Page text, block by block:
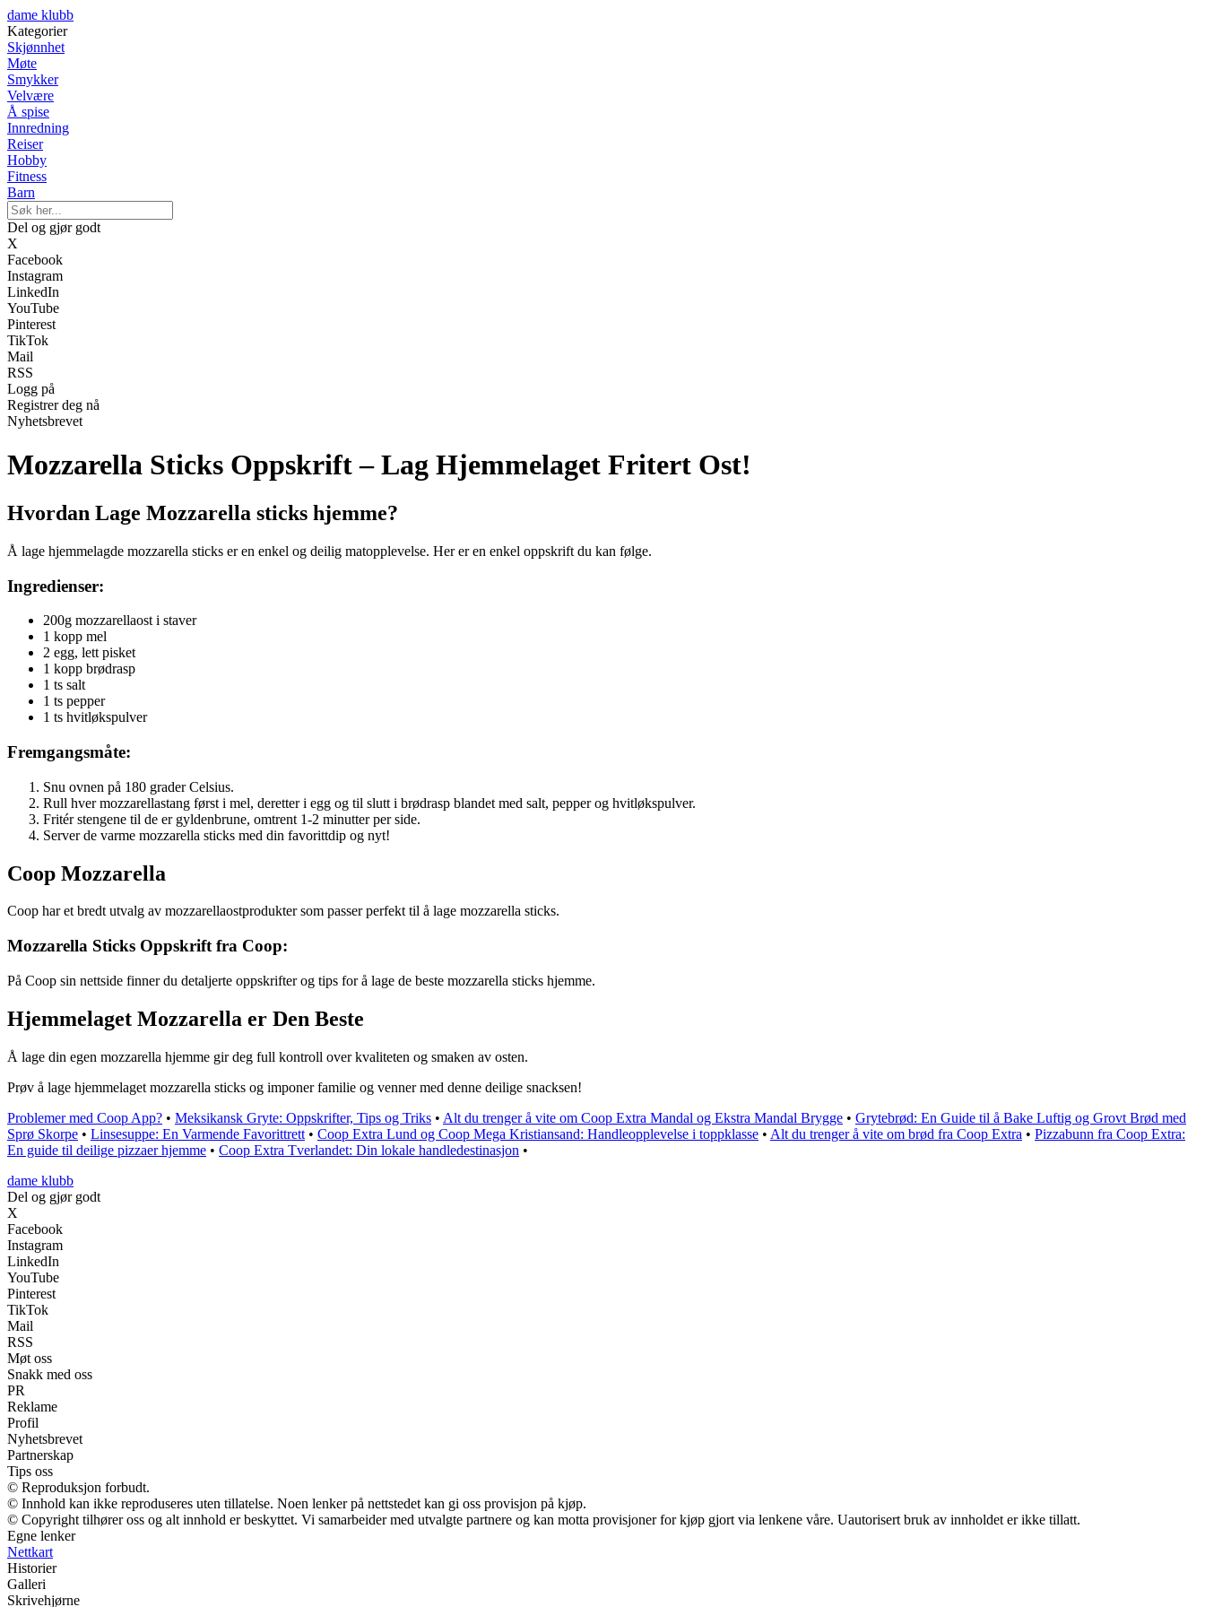
dame klubb
Kategorier
Skjønnhet
Møte
Smykker
Velvære
Å spise
Innredning
Reiser
Hobby
Fitness
Barn
Del og gjør godt
X
Facebook
Instagram
LinkedIn
YouTube
Pinterest
TikTok
Mail
RSS
Logg på
Registrer deg nå
Nyhetsbrevet
Mozzarella Sticks Oppskrift – Lag Hjemmelaget Fritert Ost!
Hvordan Lage Mozzarella sticks hjemme?
Å lage hjemmelagde mozzarella sticks er en enkel og deilig matopplevelse. Her er en enkel oppskrift du kan følge.
Ingredienser:
200g mozzarellaost i staver
1 kopp mel
2 egg, lett pisket
1 kopp brødrasp
1 ts salt
1 ts pepper
1 ts hvitløkspulver
Fremgangsmåte:
Snu ovnen på 180 grader Celsius.
Rull hver mozzarellastang først i mel, deretter i egg og til slutt i brødrasp blandet med salt, pepper og hvitløkspulver.
Fritér stengene til de er gyldenbrune, omtrent 1-2 minutter per side.
Server de varme mozzarella sticks med din favorittdip og nyt!
Coop Mozzarella
Coop har et bredt utvalg av mozzarellaostprodukter som passer perfekt til å lage mozzarella sticks.
Mozzarella Sticks Oppskrift fra Coop:
På Coop sin nettside finner du detaljerte oppskrifter og tips for å lage de beste mozzarella sticks hjemme.
Hjemmelaget Mozzarella er Den Beste
Å lage din egen mozzarella hjemme gir deg full kontroll over kvaliteten og smaken av osten.
Prøv å lage hjemmelaget mozzarella sticks og imponer familie og venner med denne deilige snacksen!
Problemer med Coop App? • Meksikansk Gryte: Oppskrifter, Tips og Triks • Alt du trenger å vite om Coop Extra Mandal og Ekstra Mandal Brygge • Grytebrød: En Guide til å Bake Luftig og Grovt Brød med
Sprø Skorpe • Linsesuppe: En Varmende Favorittrett • Coop Extra Lund og Coop Mega Kristiansand: Handleopplevelse i toppklasse • Alt du trenger å vite om brød fra Coop Extra • Pizzabunn fra Coop Extra:
En guide til deilige pizzaer hjemme • Coop Extra Tverlandet: Din lokale handledestinasjon •
dame klubb
Del og gjør godt
X
Facebook
Instagram
LinkedIn
YouTube
Pinterest
TikTok
Mail
RSS
Møt oss
Snakk med oss
PR
Reklame
Profil
Nyhetsbrevet
Partnerskap
Tips oss
© Reproduksjon forbudt.
© Innhold kan ikke reproduseres uten tillatelse. Noen lenker på nettstedet kan gi oss provisjon på kjøp.
© Copyright tilhører oss og alt innhold er beskyttet. Vi samarbeider med utvalgte partnere og kan motta provisjoner for kjøp gjort via lenkene våre. Uautorisert bruk av innholdet er ikke tillatt.
Egne lenker
Nettkart
Historier
Galleri
Skrivehjørne